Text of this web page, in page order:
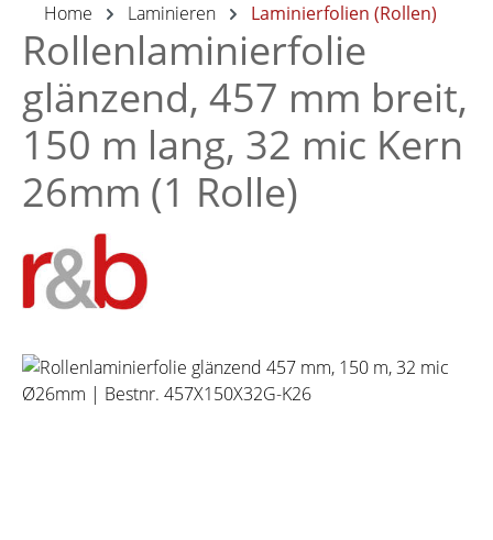
Home Laminieren Laminierfolien (Rollen)
Rollenlaminierfolie
glänzend, 457 mm breit,
150 m lang, 32 mic Kern
26mm (1 Rolle)
Bildergalerie überspringen